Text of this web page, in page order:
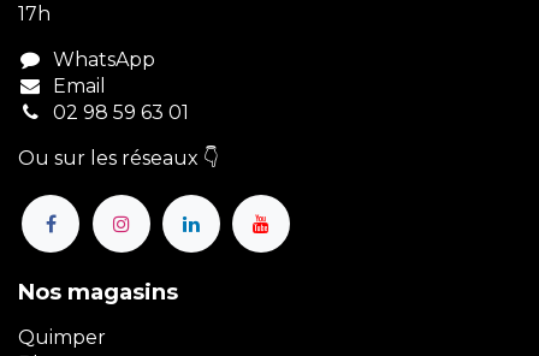
17h
WhatsApp
Email
02 98 59 63 01
Ou sur les réseaux 👇
Nos magasins
Quimper